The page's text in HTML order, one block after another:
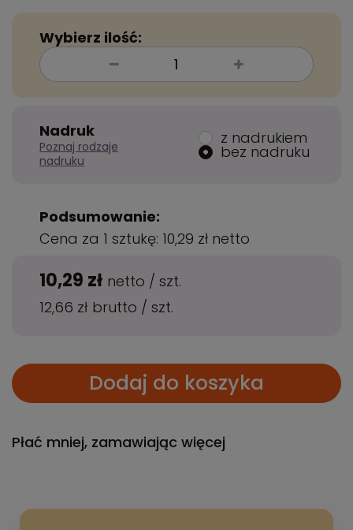
Wybierz ilość:
Nadruk
Poznaj rodzaje
nadruku
z nadrukiem
bez nadruku
Podsumowanie:
Cena za 1 sztukę: 10,29 zł netto
10,29 zł netto / szt.
12,66 zł brutto / szt.
Dodaj do koszyka
Płać mniej, zamawiając więcej